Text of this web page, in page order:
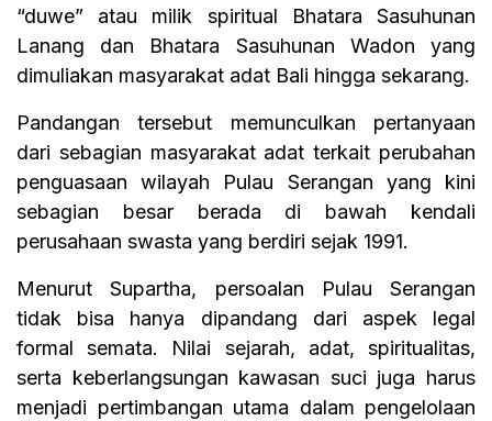
“duwe” atau milik spiritual Bhatara Sasuhunan
Lanang dan Bhatara Sasuhunan Wadon yang
dimuliakan masyarakat adat Bali hingga sekarang.
Pandangan tersebut memunculkan pertanyaan
dari sebagian masyarakat adat terkait perubahan
penguasaan wilayah Pulau Serangan yang kini
sebagian besar berada di bawah kendali
perusahaan swasta yang berdiri sejak 1991.
Menurut Supartha, persoalan Pulau Serangan
tidak bisa hanya dipandang dari aspek legal
formal semata. Nilai sejarah, adat, spiritualitas,
serta keberlangsungan kawasan suci juga harus
menjadi pertimbangan utama dalam pengelolaan